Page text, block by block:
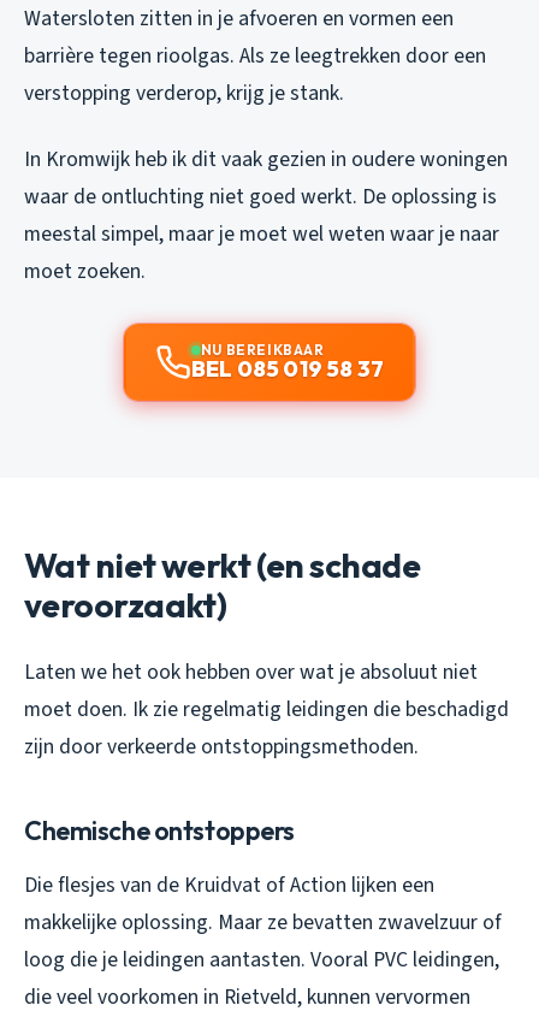
Watersloten zitten in je afvoeren en vormen een
barrière tegen rioolgas. Als ze leegtrekken door een
verstopping verderop, krijg je stank.
In Kromwijk heb ik dit vaak gezien in oudere woningen
waar de ontluchting niet goed werkt. De oplossing is
meestal simpel, maar je moet wel weten waar je naar
moet zoeken.
NU BEREIKBAAR
BEL 085 019 58 37
Wat niet werkt (en schade
veroorzaakt)
Laten we het ook hebben over wat je absoluut niet
moet doen. Ik zie regelmatig leidingen die beschadigd
zijn door verkeerde ontstoppingsmethoden.
Chemische ontstoppers
Die flesjes van de Kruidvat of Action lijken een
makkelijke oplossing. Maar ze bevatten zwavelzuur of
loog die je leidingen aantasten. Vooral PVC leidingen,
die veel voorkomen in Rietveld, kunnen vervormen